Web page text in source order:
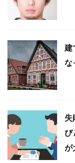
建
な
失
び
が